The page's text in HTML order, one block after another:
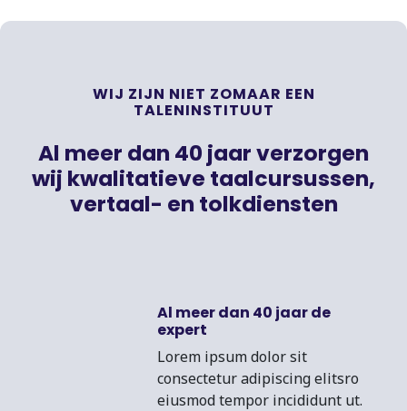
WIJ ZIJN NIET ZOMAAR EEN
TALENINSTITUUT
Al meer dan 40 jaar verzorgen
wij kwalitatieve taalcursussen,
vertaal- en tolkdiensten
Al meer dan 40 jaar de
expert
Lorem ipsum dolor sit
consectetur adipiscing elitsro
eiusmod tempor incididunt ut.